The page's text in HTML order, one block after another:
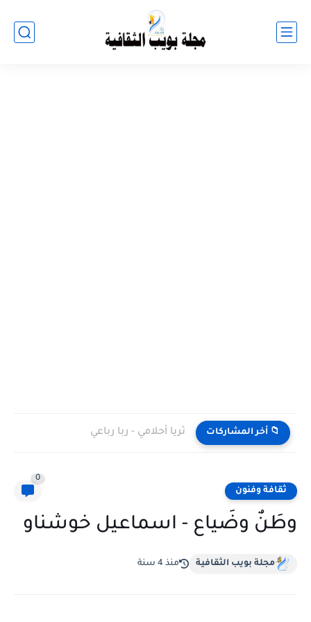
📁 أخر المشاركات ثريا أحلامي - ربا رباعي
ثقافة وفنون
0
وطَنٌ وضَياع - اسماعيل خوشناو
مجلة بويب الثقافية منذ 4 سنة